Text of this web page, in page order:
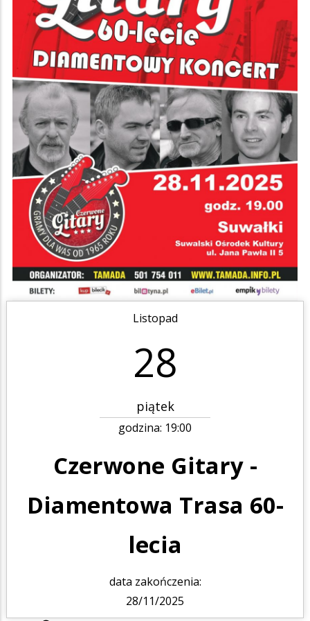
Listopad
28
piątek
godzina: 19:00
Czerwone Gitary -
Diamentowa Trasa 60-
lecia
data zakończenia:
28/11/2025